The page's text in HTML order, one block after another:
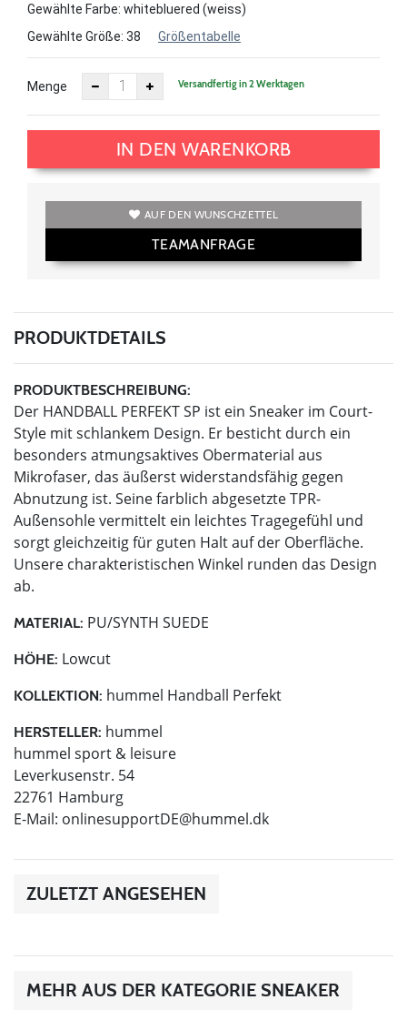
Gewählte Farbe: whitebluered (weiss)
Gewählte Größe: 38 Größentabelle
Menge Versandfertig in 2 Werktagen
IN DEN WARENKORB
AUF DEN WUNSCHZETTEL
TEAMANFRAGE
PRODUKTDETAILS
PRODUKTBESCHREIBUNG:
Der HANDBALL PERFEKT SP ist ein Sneaker im Court-
Style mit schlankem Design. Er besticht durch ein
besonders atmungsaktives Obermaterial aus
Mikrofaser, das äußerst widerstandsfähig gegen
Abnutzung ist. Seine farblich abgesetzte TPR-
Außensohle vermittelt ein leichtes Tragegefühl und
sorgt gleichzeitig für guten Halt auf der Oberfläche.
Unsere charakteristischen Winkel runden das Design
ab.
MATERIAL: PU/SYNTH SUEDE
HÖHE: Lowcut
KOLLEKTION: hummel Handball Perfekt
HERSTELLER: hummel
hummel sport & leisure
Leverkusenstr. 54
22761 Hamburg
E-Mail: onlinesupportDE@hummel.dk
ZULETZT ANGESEHEN
MEHR AUS DER KATEGORIE SNEAKER